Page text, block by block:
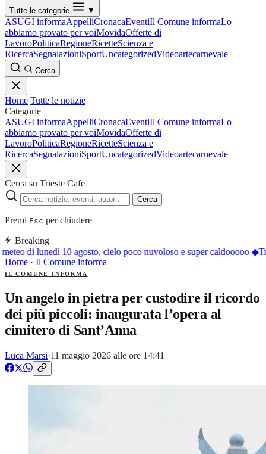
Tutte le categorie ▼
ASUGI informaAppelliCronacaEventiIl Comune informaLo
abbiamo provato per voiMovidaOfferte di
LavoroPoliticaRegioneRicetteScienza e
RicercaSegnalazioniSportUncategorizedVideoartecarnevale
Cerca
Home Tutte le notizie
Categorie
ASUGI informaAppelliCronacaEventiIl Comune informaLo
abbiamo provato per voiMovidaOfferte di
LavoroPoliticaRegioneRicetteScienza e
RicercaSegnalazioniSportUncategorizedVideoartecarnevale
Cerca su Trieste Cafe
Cerca
Premi Esc per chiudere
Breaking
di lunedì 10 agosto, cielo poco nuvoloso e super caldooooo◆
Home · Il Comune informa
IL COMUNE INFORMA
Un angelo in pietra per custodire il ricordo
dei più piccoli: inaugurata l’opera al
cimitero di Sant’Anna
Luca Marsi·11 maggio 2026 alle ore 14:41